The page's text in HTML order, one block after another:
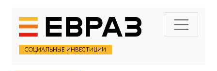
СОЦИАЛЬНЫЕ ИНВЕСТИЦИИ